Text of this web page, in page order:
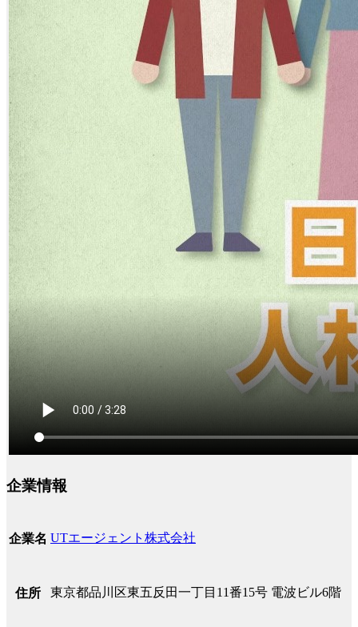
企業情報
企業名 UTエージェント株式会社
住所 東京都品川区東五反田一丁目11番15号 電波ビル6階